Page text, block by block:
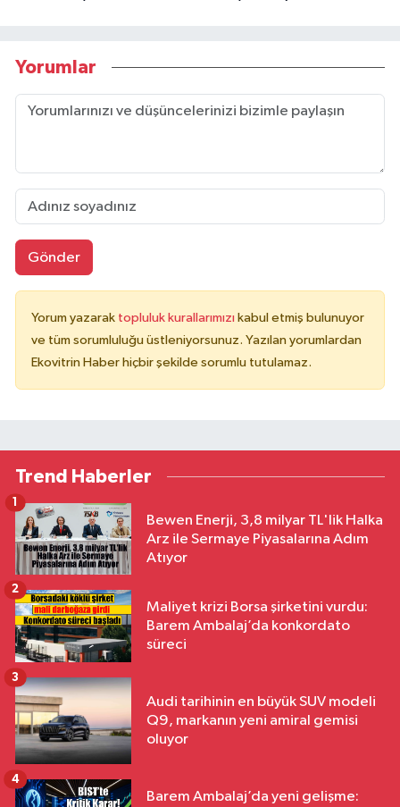
Yorumlar
Gönder
Yorum yazarak topluluk kurallarımızı kabul etmiş bulunuyor
ve tüm sorumluluğu üstleniyorsunuz. Yazılan yorumlardan
Ekovitrin Haber hiçbir şekilde sorumlu tutulamaz.
Trend Haberler
Bewen Enerji, 3,8 milyar TL'lik Halka
Arz ile Sermaye Piyasalarına Adım
Atıyor
1
Maliyet krizi Borsa şirketini vurdu:
Barem Ambalaj’da konkordato
süreci
2
Audi tarihinin en büyük SUV modeli
Q9, markanın yeni amiral gemisi
oluyor
3
Barem Ambalaj’da yeni gelişme:
4